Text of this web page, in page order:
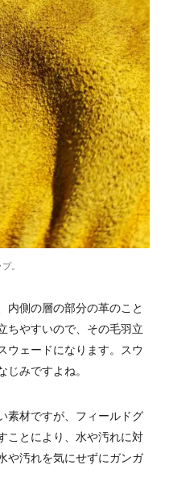
。
内側の層の部分の革のこと
ちやすいので、その毛羽立
ウェードになります。スウ
じみですよね。
素材ですが、フィールドグ
ことにより、水や汚れに対
や汚れを気にせずにガンガ